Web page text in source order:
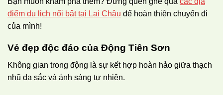
điểm du lịch nổi bật tại Lai Châu để hoàn thiện chuyến đi
của mình!
Vẻ đẹp độc đáo của Động Tiên Sơn
Không gian trong động là sự kết hợp hoàn hảo giữa thạch
nhũ đa sắc và ánh sáng tự nhiên.